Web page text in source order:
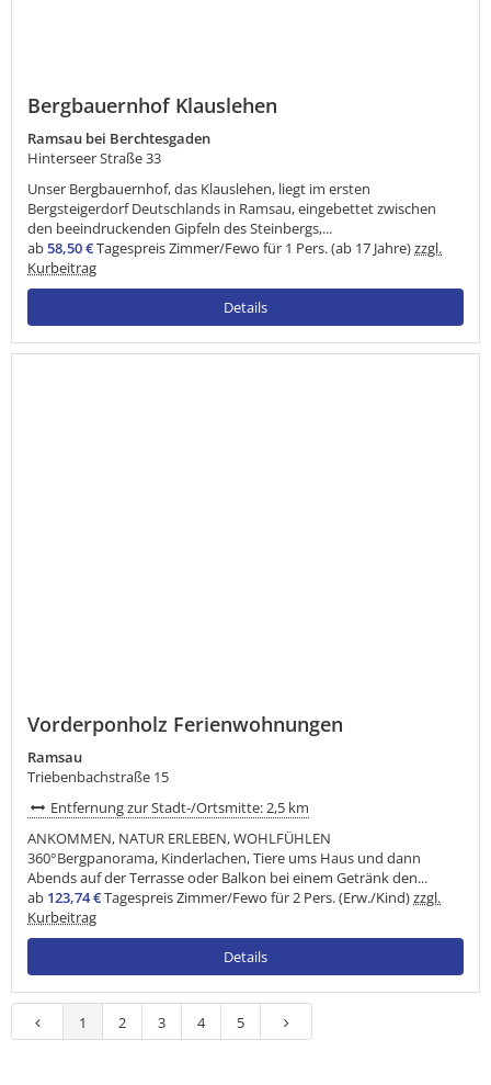
Bergbauernhof Klauslehen
Ramsau bei Berchtesgaden
Hinterseer Straße 33
Unser Bergbauernhof, das Klauslehen, liegt im ersten
Bergsteigerdorf Deutschlands in Ramsau, eingebettet zwischen
den beeindruckenden Gipfeln des Steinbergs,...
ab58,50 €Tagespreis Zimmer/Fewo für 1 Pers. (ab 17 Jahre)zzgl.
Kurbeitrag
Details
Vorderponholz Ferienwohnungen
Ramsau
Triebenbachstraße 15
Entfernung zur Stadt-/Ortsmitte: 2,5 km
ANKOMMEN, NATUR ERLEBEN, WOHLFÜHLEN
360°Bergpanorama, Kinderlachen, Tiere ums Haus und dann
Abends auf der Terrasse oder Balkon bei einem Getränk den...
ab 123,74 €Tagespreis Zimmer/Fewo für 2 Pers. (Erw./Kind)zzgl.
Kurbeitrag
Details
1 2 3 4 5